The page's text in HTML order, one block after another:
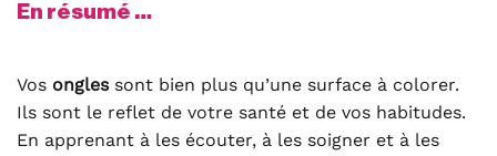
En résumé …
Vos onglessont bien plus qu’une surface à colorer.
Ils sont le reflet de votre santé et de vos habitudes.
En apprenant à les écouter, à les soigner et à les